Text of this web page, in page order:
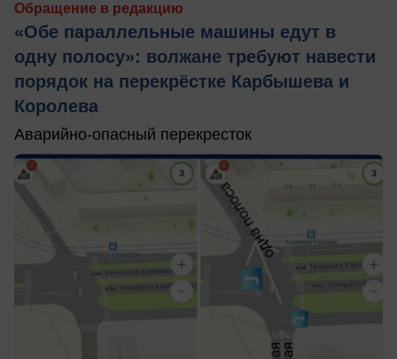
Обращение в редакцию
«Обе параллельные машины едут в
одну полосу»: волжане требуют навести
порядок на перекрёстке Карбышева и
Королева
Аварийно-опасный перекресток